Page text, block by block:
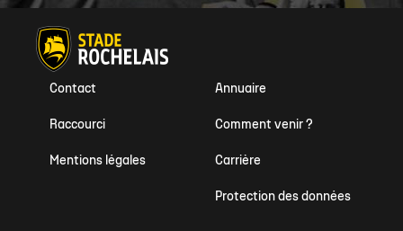
Annuaire
Contact
Comment venir ?
Raccourci
Carrière
Mentions légales
Protection des données